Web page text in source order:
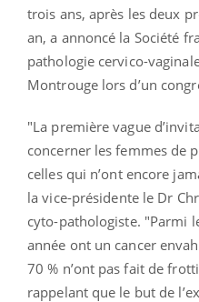
trois ans, après les deux
an, a annoncé la Société
pathologie cervico-vaginale
Montrouge lors d’un
"La première vague
concerner les femmes de
celles qui n’ont encore
la vice-présidente le Dr
cyto-pathologiste. "Parmi
année ont un cancer
70 % n’ont pas fait de
rappelant que le but de